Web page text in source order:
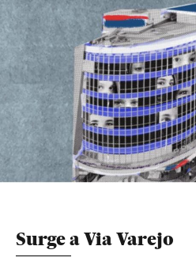
Surge a Via Varejo